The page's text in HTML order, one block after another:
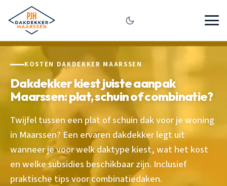
KOSTEN DAKDEKKER MAARSSEN
Dakdekker kiest juiste aanpak
Maarssen: plat, schuin of combinatie?
Twijfel tussen een plat of schuin dak voor je woning
in Maarssen? Een ervaren dakdekker legt uit
wanneer je voor welk daktype kiest, wat het kost
en welke subsidies beschikbaar zijn. Inclusief
praktische tips voor combinatiedaken.